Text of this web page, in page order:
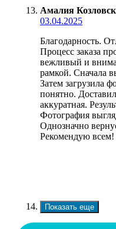
Амалия
03.04.2025
Благодарность.
Процесс заказа
вежливый и
рамкой. Сначала
Затем загрузила
понятно.
аккуратная.
Фотография
Однозначно
Рекомендую всем!
Показать еще